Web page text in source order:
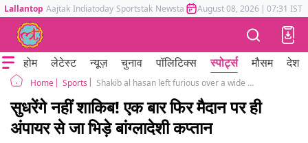
Lallantop Aajtak Indiatoday Sportstak Newstak Mumbai Tak Astrotak
August 08, 2026 | 07:31 IST
होम लेटेस्ट न्यूज़ चुनाव पॉलिटिक्स स्पोर्ट्स मौसम देश
Home Sports Shakib al hasan left furious over a wide ball decision in BPL Match
सुधरेंगे नहीं शाकिब! एक बार फिर मैदान पर ही
अंपायर से जा भिड़े बांग्लादेशी कप्तान